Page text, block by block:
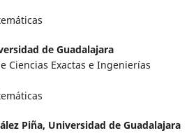
de Guadalajara
Ciencias Exactas e Ingenierías
Piña, Universidad de Guadalajara